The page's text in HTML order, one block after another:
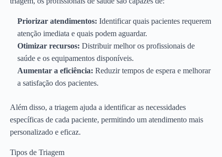
Priorizar atendimentos: Identificar quais pacientes requerem
atenção imediata e quais podem aguardar.
Otimizar recursos: Distribuir melhor os profissionais de
saúde e os equipamentos disponíveis.
Aumentar a eficiência: Reduzir tempos de espera e melhorar
a satisfação dos pacientes.
Além disso, a triagem ajuda a identificar as necessidades
específicas de cada paciente, permitindo um atendimento mais
personalizado e eficaz.
Tipos de Triagem